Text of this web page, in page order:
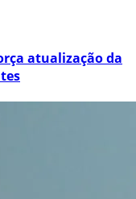
atualização da